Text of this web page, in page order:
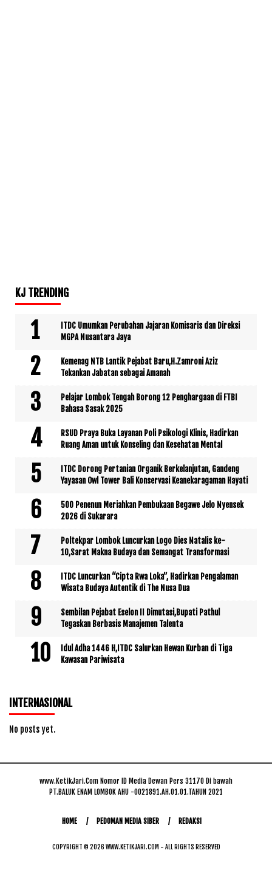
KJ TRENDING
ITDC Umumkan Perubahan Jajaran Komisaris dan Direksi
MGPA Nusantara Jaya
Kemenag NTB Lantik Pejabat Baru,H.Zamroni Aziz
Tekankan Jabatan sebagai Amanah
Pelajar Lombok Tengah Borong 12 Penghargaan di FTBI
Bahasa Sasak 2025
RSUD Praya Buka Layanan Poli Psikologi Klinis, Hadirkan
Ruang Aman untuk Konseling dan Kesehatan Mental
ITDC Dorong Pertanian Organik Berkelanjutan, Gandeng
Yayasan Owl Tower Bali Konservasi Keanekaragaman Hayati
500 Penenun Meriahkan Pembukaan Begawe Jelo Nyensek
2026 di Sukarara
Poltekpar Lombok Luncurkan Logo Dies Natalis ke-
10,Sarat Makna Budaya dan Semangat Transformasi
ITDC Luncurkan “Cipta Rwa Loka”, Hadirkan Pengalaman
Wisata Budaya Autentik di The Nusa Dua
Sembilan Pejabat Eselon II Dimutasi,Bupati Pathul
Tegaskan Berbasis Manajemen Talenta
Idul Adha 1446 H,ITDC Salurkan Hewan Kurban di Tiga
Kawasan Pariwisata
INTERNASIONAL
No posts yet.
www.KetikJari.Com Nomor ID Media Dewan Pers 31170 Di bawah
PT.BALUK ENAM LOMBOK AHU -0021891.AH.01.01.TAHUN 2021
HOME PEDOMAN MEDIA SIBER REDAKSI
COPYRIGHT © 2026 WWW.KETIKJARI.COM - ALL RIGHTS RESERVED